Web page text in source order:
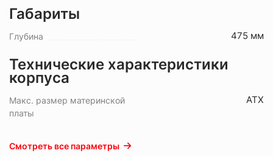
Габариты
Глубина 475 мм
Технические характеристики
корпуса
Макс. размер материнской
платы
ATX
Смотреть все параметры